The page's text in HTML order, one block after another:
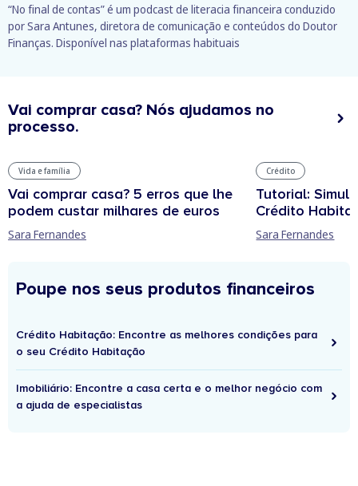
“No final de contas” é um podcast de literacia financeira conduzido
por Sara Antunes, diretora de comunicação e conteúdos do Doutor
Finanças. Disponível nas plataformas habituais
Vai comprar casa? Nós ajudamos no
processo.
Vida e família
Vai comprar casa? 5 erros que lhe
podem custar milhares de euros
Sara Fernandes
Crédito
Tutorial:
Crédito
Sara Fernandes
Poupe nos seus produtos financeiros
Crédito Habitação: Encontre as melhores condições para
o seu Crédito Habitação
Imobiliário: Encontre a casa certa e o melhor negócio com
a ajuda de especialistas